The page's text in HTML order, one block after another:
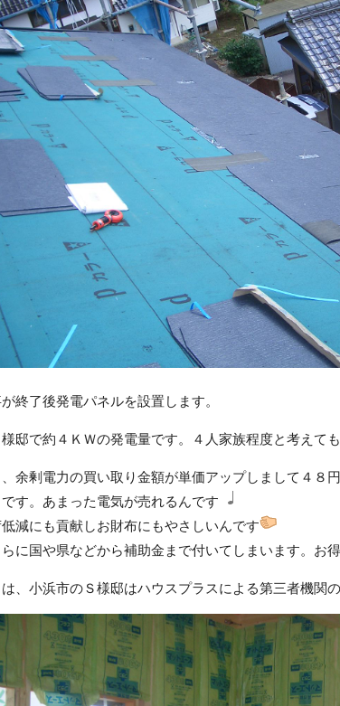
終了後発電パネルを設置します。
邸で約４ＫＷの発電量です。４人家族程度と考えて
余剰電力の買い取り金額が単価アップしまして４８
す。あまった電気が売れるんです
減にも貢献しお財布にもやさしいんです
に国や県などから補助金まで付いてしまいます。お
は、小浜市のＳ様邸はハウスプラスによる第三者機関